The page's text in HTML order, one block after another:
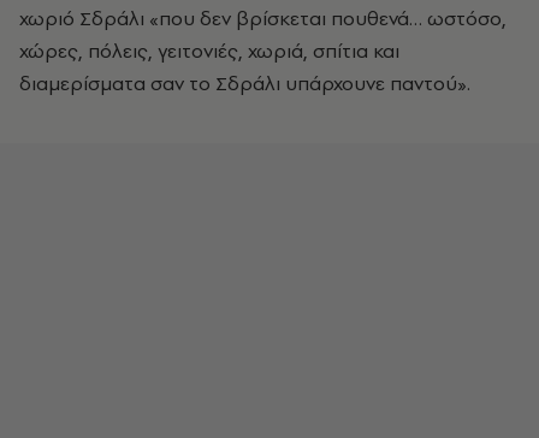
χωριό Σδράλι «που δεν βρίσκεται πουθενά… ωστόσο,
χώρες, πόλεις, γειτονιές, χωριά, σπίτια και
διαμερίσματα σαν το Σδράλι υπάρχουνε παντού».